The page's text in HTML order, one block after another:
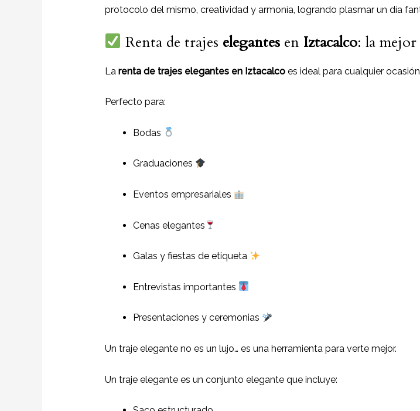
protocolo del mismo, creatividad y armonía, logrando plasmar un día
Renta de trajes elegantes en Iztacalco: la
La renta de trajes elegantes en Iztacalco es ideal para cualquier
Perfecto para:
Bodas
Graduaciones
Eventos empresariales
Cenas elegantes
Galas y fiestas de etiqueta
Entrevistas importantes
Presentaciones y ceremonias
Un traje elegante no es un lujo… es una herramienta para verte mejor.
Un traje elegante es un conjunto elegante que incluye: